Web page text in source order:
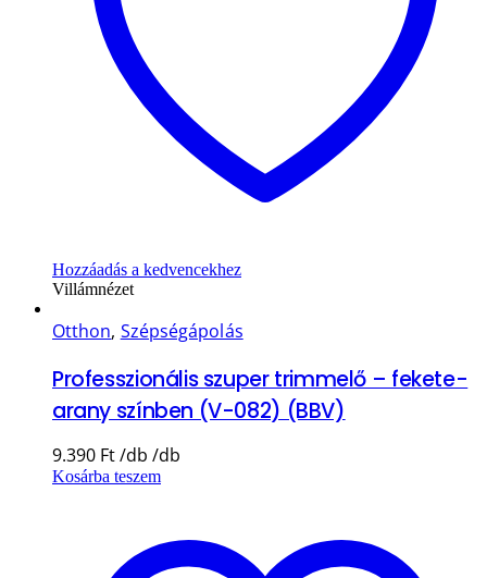
Hozzáadás a kedvencekhez
Villámnézet
Otthon, Szépségápolás
Professzionális szuper trimmelő – fekete-
arany színben (V-082) (BBV)
9.390 Ft
Kosárba teszem